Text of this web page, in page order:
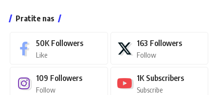
Pratite nas
50K Followers
Like
163 Followers
Follow
109 Followers
Follow
1K Subscribers
Subscribe